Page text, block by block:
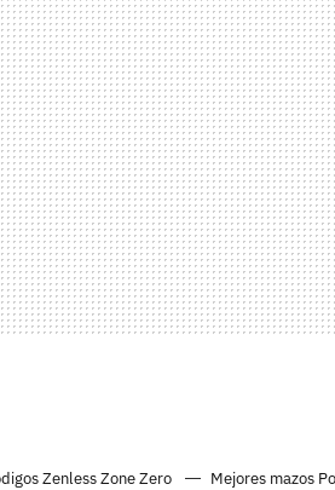
Zenless Zone Zero Mejores mazos